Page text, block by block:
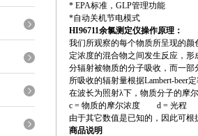
* EPA标准， GLP管理功能
*自动关机节电模式
HI96711余氯测定仪操作原理：
我们所观察的每个物质所呈现的
定浓度的混合物之间发生反应，
分辐射被物质的分子吸收，而一部
所吸收的辐射量根据Lambert-beer
在波长为照射λ下，物质分子的摩
c = 物质的摩尔浓度 d = 光程
由于其它数值是已知的，因此可根
商品说明